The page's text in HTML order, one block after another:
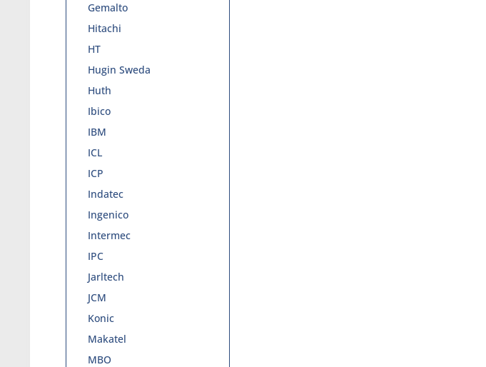
Gemalto
Hitachi
HT
Hugin Sweda
Huth
Ibico
IBM
ICL
ICP
Indatec
Ingenico
Intermec
IPC
Jarltech
JCM
Konic
Makatel
MBO